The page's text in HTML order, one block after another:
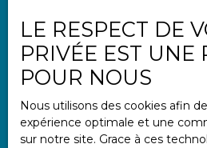
Informations
Nos honoraires
Mentions légales
Politique de confidentialité
Plan du site
LE RESPECT DE
PRIVÉE EST UNE
POUR NOUS
Nous utilisons des cookies afin
expérience optimale et une
sur notre site. Grace à ces